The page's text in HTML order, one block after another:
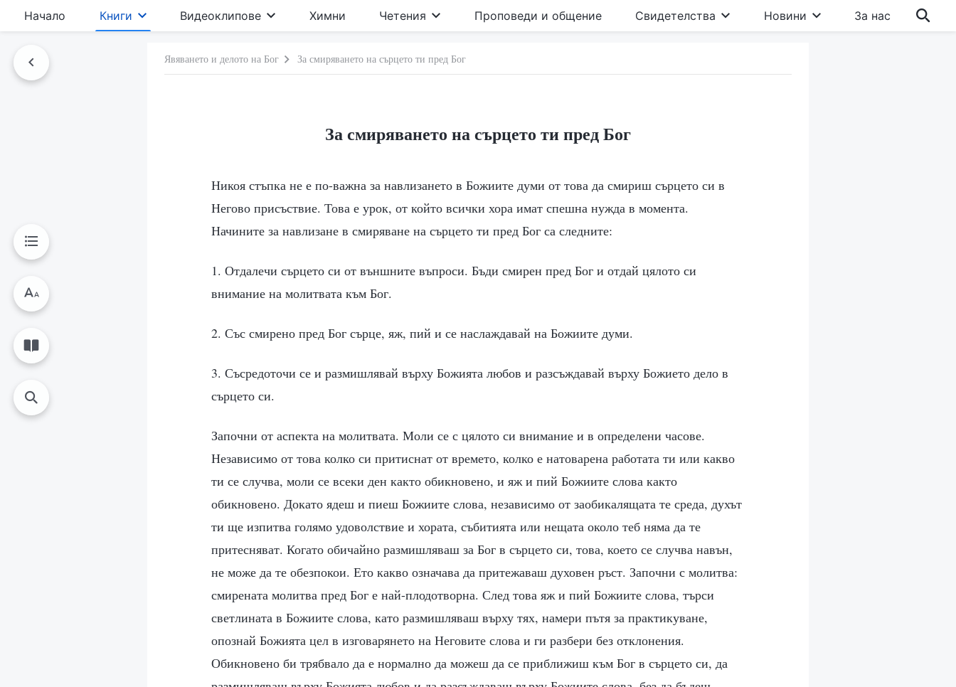
Начало Книги Видеоклипове Химни Четения Проповеди и общение Свидетелства Новини За нас
Явяването и делото на Бог За смиряването на сърцето ти пред Бог
За смиряването на сърцето ти пред Бог
Никоя стъпка не е по-важна за навлизането в Божиите думи от това да смириш сърцето си в
Негово присъствие. Това е урок, от който всички хора имат спешна нужда в момента.
Начините за навлизане в смиряване на сърцето ти пред Бог са следните:
1. Отдалечи сърцето си от външните въпроси. Бъди смирен пред Бог и отдай цялото си
внимание на молитвата към Бог.
2. Със смирено пред Бог сърце, яж, пий и се наслаждавай на Божиите думи.
3. Съсредоточи се и размишлявай върху Божията любов и разсъждавай върху Божието дело в
сърцето си.
Започни от аспекта на молитвата. Моли се с цялото си внимание и в определени часове.
Независимо от това колко си притиснат от времето, колко е натоварена работата ти или какво
ти се случва, моли се всеки ден както обикновено, и яж и пий Божиите слова както
обикновено. Докато ядеш и пиеш Божиите слова, независимо от заобикалящата те среда, духът
ти ще изпитва голямо удоволствие и хората, събитията или нещата около теб няма да те
притесняват. Когато обичайно размишляваш за Бог в сърцето си, това, което се случва навън,
не може да те обезпокои. Ето какво означава да притежаваш духовен ръст. Започни с молитва:
смирената молитва пред Бог е най-плодотворна. След това яж и пий Божиите слова, търси
светлината в Божиите слова, като размишляваш върху тях, намери пътя за практикуване,
опознай Божията цел в изговарянето на Неговите слова и ги разбери без отклонения.
Обикновено би трябвало да е нормално да можеш да се приближиш към Бог в сърцето си, да